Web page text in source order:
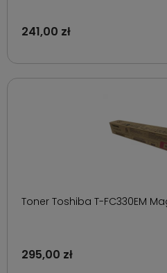
241,00 zł
Toner Toshiba T-FC330EM
295,00 zł